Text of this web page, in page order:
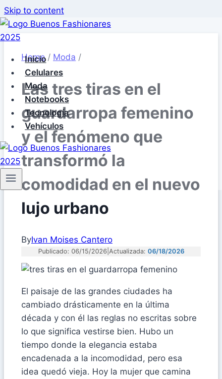
Skip to content
Inicio
Celulares
Moda
Notebooks
Tecnología
Vehículos
Home / Moda /
Las tres tiras en el
guardarropa femenino
y el fenómeno que
transformó la
comodidad en el nuevo
lujo urbano
ByIvan Moises Cantero
Publicado: 06/15/2026 Actualizada: 06/18/2026
El paisaje de las grandes ciudades ha
cambiado drásticamente en la última
década y con él las reglas no escritas sobre
lo que significa vestirse bien. Hubo un
tiempo donde la elegancia estaba
encadenada a la incomodidad, pero esa
idea quedó vieja. Hoy la mujer que camina